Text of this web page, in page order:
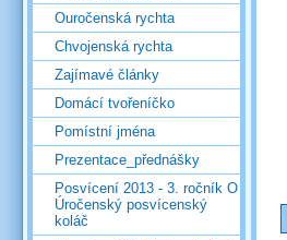
Ouročenská rychta
Chvojenská rychta
Zajímavé články
Domácí tvořeníčko
Pomístní jména
Prezentace_přednášky
Posvícení 2013 - 3. ročník O
Úročenský posvícenský
koláč